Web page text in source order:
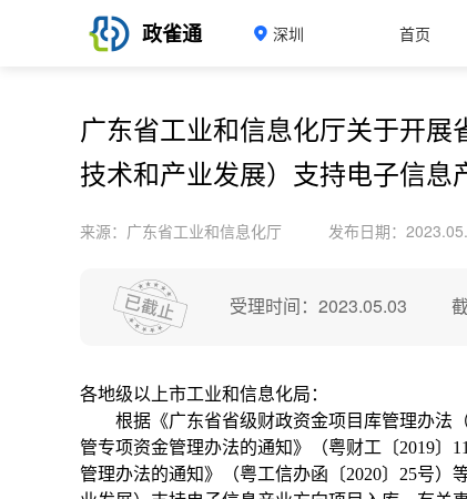
政雀通 深圳 首页
广东省工业和信息化厅关于开
技术和产业发展）支持电子信息
来源：广东省工业和信息化厅 发布日期：
受理时间：2023.05.03